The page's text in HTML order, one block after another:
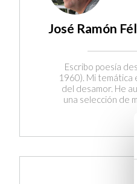
José Ramón
Escribo poesía
1960). Mi temática
del desamor. He
una selección de
(amores y
registrando mis
placer